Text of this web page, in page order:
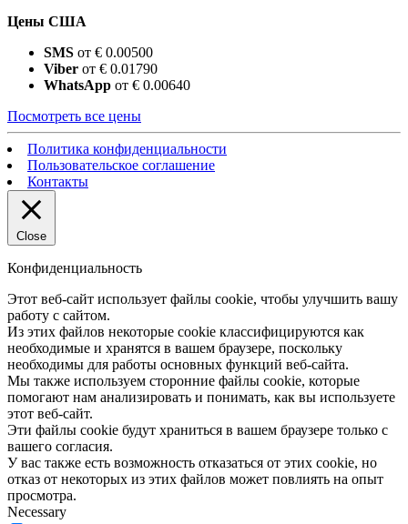
Цены США
SMS от € 0.00500
Viber от € 0.01790
WhatsApp от € 0.00640
Посмотреть все цены
Политика конфиденциальности
Пользовательское соглашение
Контакты
Close
Конфиденциальность
Этот веб-сайт использует файлы cookie, чтобы улучшить вашу
работу с сайтом.
Из этих файлов некоторые cookie классифицируются как
необходимые и хранятся в вашем браузере, поскольку
необходимы для работы основных функций веб-сайта.
Мы также используем сторонние файлы cookie, которые
помогают нам анализировать и понимать, как вы используете
этот веб-сайт.
Эти файлы cookie будут храниться в вашем браузере только с
вашего согласия.
У вас также есть возможность отказаться от этих cookie, но
отказ от некоторых из этих файлов может повлиять на опыт
просмотра.
Necessary